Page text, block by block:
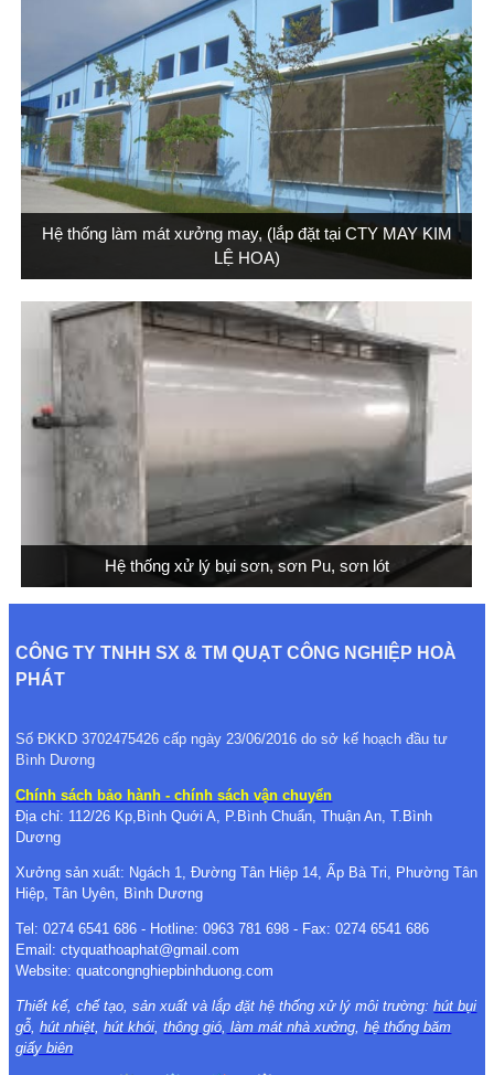
Hệ thống làm mát xưởng may, (lắp đặt tại CTY MAY KIM
LỆ HOA)
Hệ thống xử lý bụi sơn, sơn Pu, sơn lót
CÔNG TY TNHH SX & TM QUẠT CÔNG NGHIỆP HOÀ
PHÁT
Số ĐKKD 3702475426 cấp ngày 23/06/2016 do sở kế hoạch đầu tư
Bình Dương
Chính sách bảo hành - chính sách vận chuyển
Địa chỉ: 112/26 Kp,Bình Quới A, P.Bình Chuẩn, Thuận An, T.Bình
Dương
Xưởng sản xuất: Ngách 1, Đường Tân Hiệp 14, Ấp Bà Tri, Phường Tân
Hiệp, Tân Uyên, Bình Dương
Tel: 0274 6541 686 - Hotline: 0963 781 698 - Fax: 0274 6541 686
Email: ctyquathoaphat@gmail.com
Website: quatcongnghiepbinhduong.com
Thiết kế, chế tạo, sản xuất và lắp đặt hệ thống xử lý môi trường:hút bụi
gỗ,hút nhiệt,hút khói,thông gió, làm mát nhà xưởng,hệ thống băm
giấy biên